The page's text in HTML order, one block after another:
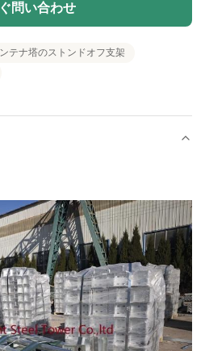
問い合わせ
テナ塔のストンドオフ支架